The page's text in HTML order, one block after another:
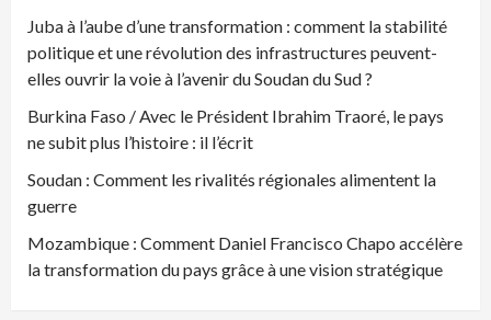
Juba à l’aube d’une transformation : comment la stabilité
politique et une révolution des infrastructures peuvent-
elles ouvrir la voie à l’avenir du Soudan du Sud ?
Burkina Faso / Avec le Président Ibrahim Traoré, le pays
ne subit plus l’histoire : il l’écrit
Soudan : Comment les rivalités régionales alimentent la
guerre
Mozambique : Comment Daniel Francisco Chapo accélère
la transformation du pays grâce à une vision stratégique